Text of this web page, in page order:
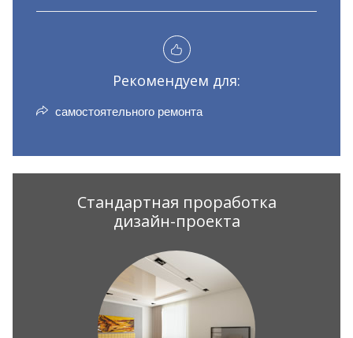
Рекомендуем для:
самостоятельного ремонта
Стандартная проработка
дизайн-проекта